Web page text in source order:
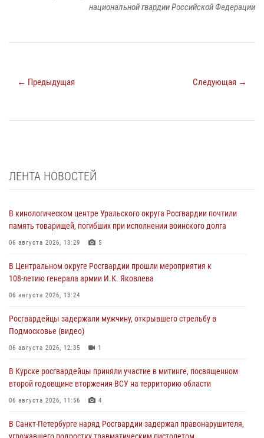
национальной гвардии Российской Федерации
← Предыдущая Следующая →
ЛЕНТА НОВОСТЕЙ
В кинологическом центре Уральского округа Росгвардии почтили
память товарищей, погибших при исполнении воинского долга
06 августа 2026, 13:29 5
В Центральном округе Росгвардии прошли мероприятия к
108‑летию генерала армии И.К. Яковлева
06 августа 2026, 13:24
Росгвардейцы задержали мужчину, открывшего стрельбу в
Подмосковье (видео)
06 августа 2026, 12:35 1
В Курске росгвардейцы приняли участие в митинге, посвященном
второй годовщине вторжения ВСУ на территорию области
06 августа 2026, 11:56 4
В Санкт-Петербурге наряд Росгвардии задержал правонарушителя,
угрожавшего подростку травматическим пистолетом